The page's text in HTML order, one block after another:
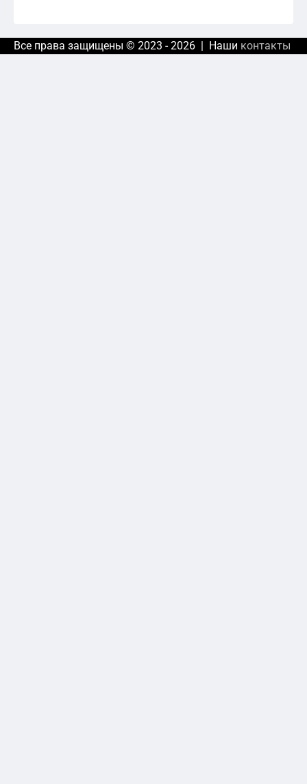
Все права защищены © 2023 - 2026 | Наши контакты